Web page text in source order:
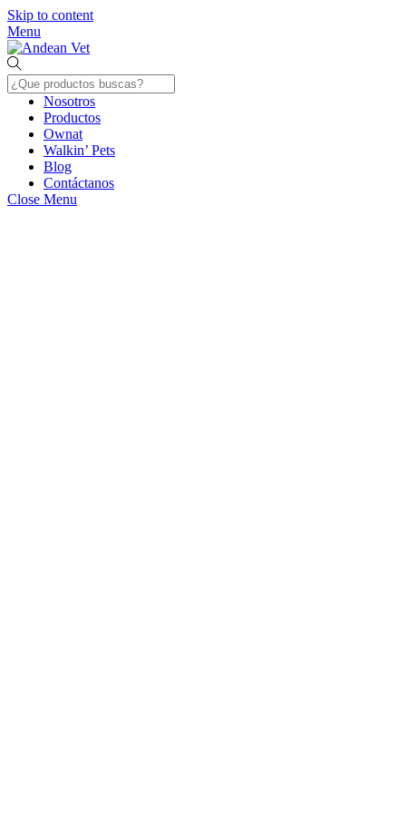
Skip to content
Menu
Nosotros
Productos
Ownat
Walkin’ Pets
Blog
Contáctanos
Close Menu